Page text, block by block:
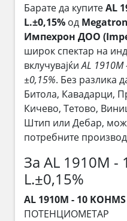
Барате да купитеAL
L.±0,15% од Megatron
Импехрон ДОО
широк спектар на
вклучувајќиAL 1910M
±0,15%. Без разлика
Битола, Кавадарци,
Кичево, Тетово,
Штип или Дебар,
потребните
За AL 1910M -
L.±0,15%
AL 1910M - 10
ПОТЕНЦИОМЕТАР